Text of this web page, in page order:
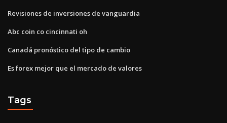
Revisiones de inversiones de vanguardia
Abc coin co cincinnati oh
Canadá pronóstico del tipo de cambio
Es forex mejor que el mercado de valores
Tags